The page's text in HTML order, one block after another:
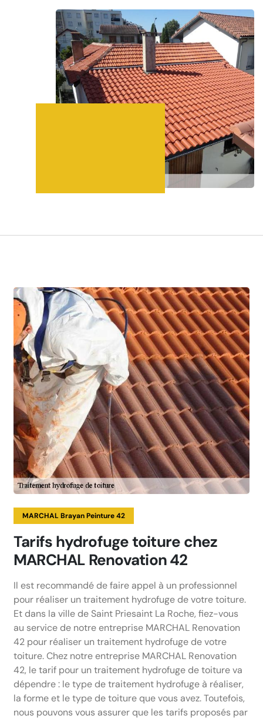
MARCHAL Brayan Peinture 42
Tarifs hydrofuge toiture chez
MARCHAL Renovation 42
Il est recommandé de faire appel à un professionnel
pour réaliser un traitement hydrofuge de votre toiture.
Et dans la ville de Saint Priesaint La Roche, fiez-vous
au service de notre entreprise MARCHAL Renovation
42 pour réaliser un traitement hydrofuge de votre
toiture. Chez notre entreprise MARCHAL Renovation
42, le tarif pour un traitement hydrofuge de toiture va
dépendre : le type de traitement hydrofuge à réaliser,
la forme et le type de toiture que vous avez. Toutefois,
nous pouvons vous assurer que les tarifs proposés par